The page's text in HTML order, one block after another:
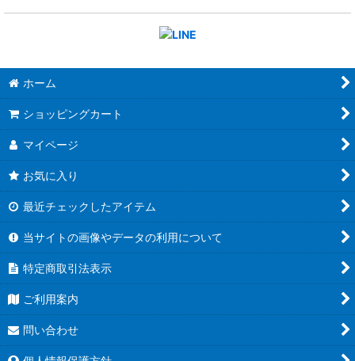
ホーム
ショッピングカート
マイページ
お気に入り
最近チェックしたアイテム
当サイトの画像やデータの利用について
特定商取引法表示
ご利用案内
問い合わせ